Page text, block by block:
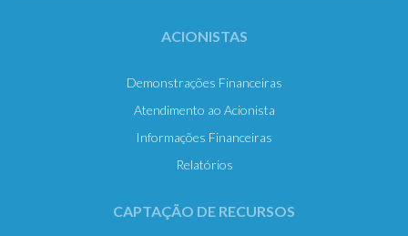
ACIONISTAS
Demonstrações Financeiras
Atendimento ao Acionista
Informações Financeiras
Relatórios
CAPTAÇÃO DE RECURSOS